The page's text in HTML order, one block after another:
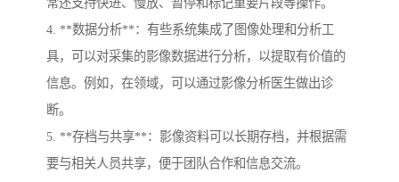
常还支持快进、慢放、暂停和标记重要片段等操作。
4. **数据分析**：有些系统集成了图像处理和分析工
具，可以对采集的影像数据进行分析，以提取有价值的
信息。例如，在领域，可以通过影像分析医生做出诊
断。
5. **存档与共享**：影像资料可以长期存档，并根据需
要与相关人员共享，便于团队合作和信息交流。